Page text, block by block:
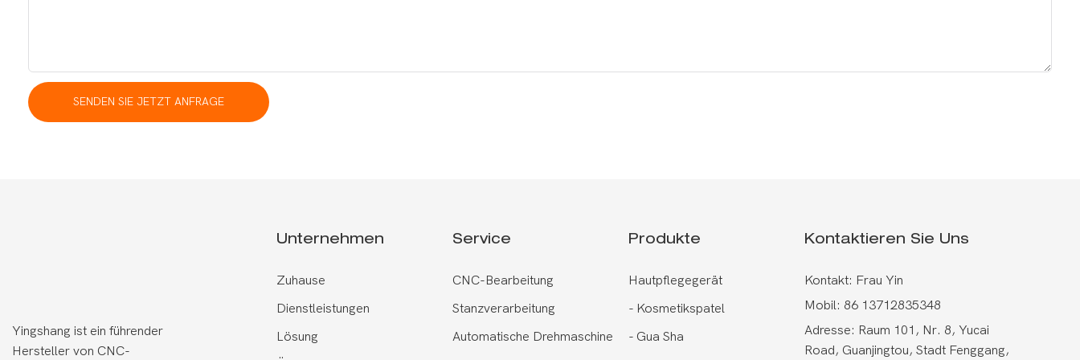
SENDEN SIE JETZT ANFRAGE
Yingshang ist ein führender
Hersteller von CNC-
Unternehmen
Zuhause
Dienstleistungen
Lösung
Service
CNC-Bearbeitung
Stanzverarbeitung
Automatische Drehmaschine
Produkte
Hautpflegegerät
-Kosmetikspatel
-Gua Sha
Kontaktieren Sie Uns
Kontakt: Frau Yin
Mobil: 86 13712835348
Adresse: Raum 101, Nr. 8, Yucai
Road, Guanjingtou, Stadt Fenggang,